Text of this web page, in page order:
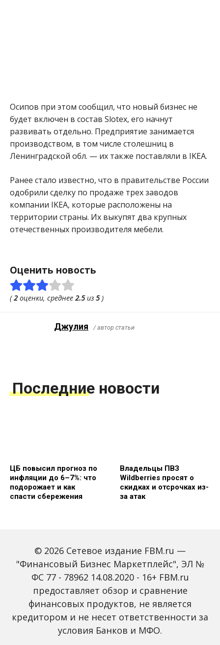
Осипов при этом сообщил, что новый бизнес не
будет включен в состав Slotex, его начнут
развивать отдельно. Предприятие занимается
производством, в том числе столешниц в
Ленинградской обл. — их также поставляли в IKEA.
Ранее стало известно, что в правительстве России
одобрили сделку по продаже трех заводов
компании IKEA, которые расположены на
территории страны. Их выкупят два крупных
отечественных производителя мебели.
Оценить новость
(2 оценки, среднее 2.5из 5)
Джулия / автор статьи
Последние новости
ЦБ повысил прогноз по
инфляции до 6–7%: что
подорожает и как
спасти сбережения
Владельцы ПВЗ
Wildberries просят о
скидках и отсрочках из-
за атак
Объем наличных у
россиян в июле вырос
на 43%: что стоит за
рекордным спросом на
С 2027 года ИНН станет
банковских счетов
россиян: что изменится
© 2026 Сетевое издание FBM.ru —
"Финансовый Бизнес Маркетплейс", ЭЛ №
ФС 77 - 78962 14.08.2020 - 16+ FBM.ru
предоставляет обзор и сравнение
финансовых продуктов, не является
кредитором и не несет ответственности за
условия Банков и МФО.